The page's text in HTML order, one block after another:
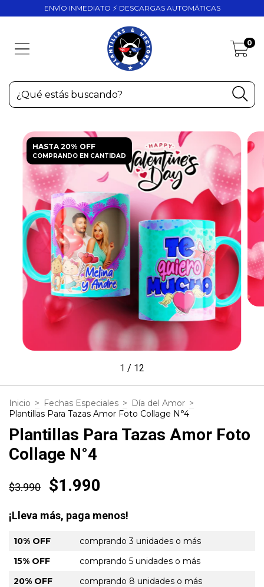
ENVÍO INMEDIATO ⚡ DESCARGAS AUTOMÁTICAS
0
HASTA 20% OFF
COMPRANDO EN CANTIDAD
1 / 12
Inicio > Fechas Especiales > Día del Amor >
Plantillas Para Tazas Amor Foto Collage N°4
Plantillas Para Tazas Amor Foto
Collage N°4
$3.990 $1.990
¡Lleva más, paga menos!
10% OFF
comprando 3 unidades o más
15% OFF
comprando 5 unidades o más
20% OFF
comprando 8 unidades o más